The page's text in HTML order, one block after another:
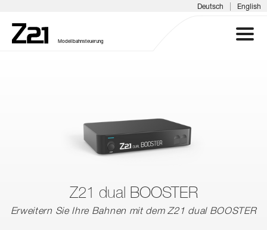
Deutsch | English
Modellbahnsteuerung
INFOTAGE
Z21 dual BOOSTER
Erweitern Sie Ihre Bahnen mit dem Z21 dual BOOSTER